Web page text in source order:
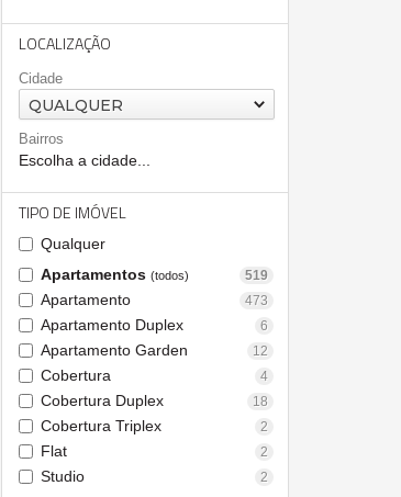
LOCALIZAÇÃO
Cidade
QUALQUER
Bairros
Escolha a cidade...
TIPO DE IMÓVEL
Qualquer
Apartamentos (todos) 519
Apartamento 473
Apartamento Duplex 6
Apartamento Garden 12
Cobertura 4
Cobertura Duplex 18
Cobertura Triplex 2
Flat 2
Studio 2